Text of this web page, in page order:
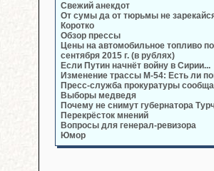
Свежий анекдот
От сумы да от тюрьмы не
Коротко
Обзор прессы
Цены на автомобильное топливо
сентября 2015 г. (в рублях)
Если Путин начнёт войну в Сирии...
Изменение трассы М-54: Есть ли
Пресс-служба прокуратуры
Выборы медведя
Почему не снимут губернатора
Перекрёсток мнений
Вопросы для генерал-ревизора
Юмор